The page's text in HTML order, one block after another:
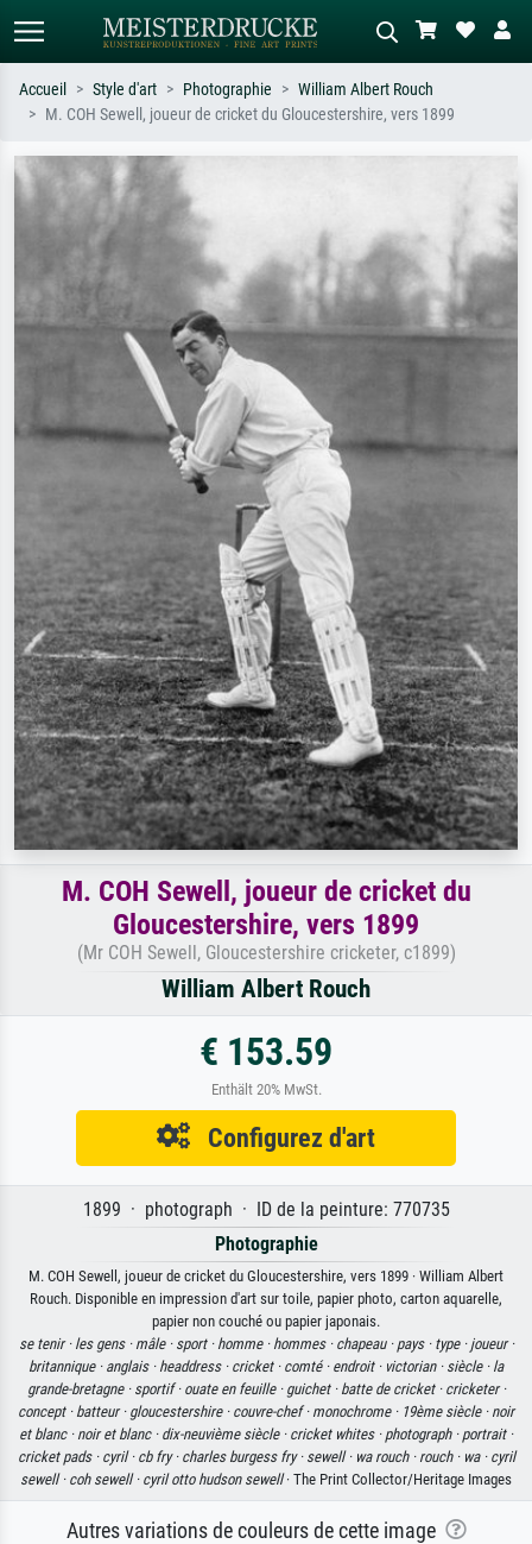
Recherchez par artiste, titre ou style –
ex. Monet, Nuit étoilée,
impressionnisme, vague de Hokusai,
arbre.
Accueil Style d'art Photographie
William Albert Rouch
M. COH Sewell, joueur de cricket du Gloucestershire, vers 1899
M. COH Sewell, joueur de cricket du
Gloucestershire, vers 1899
(Mr COH Sewell, Gloucestershire cricketer, c1899)
William Albert Rouch
€ 153.59
Enthält 20% MwSt.
Configurez d'art
1899 · photograph · ID de la peinture: 770735
Photographie
M. COH Sewell, joueur de cricket du Gloucestershire, vers 1899 · William Albert
Rouch. Disponible en impression d'art sur toile, papier photo, carton aquarelle,
papier non couché ou papier japonais.
se tenir · les gens · mâle · sport · homme · hommes · chapeau · pays · type · joueur ·
britannique · anglais · headdress · cricket · comté · endroit · victorian · siècle · la
grande-bretagne · sportif · ouate en feuille · guichet · batte de cricket · cricketer ·
concept · batteur · gloucestershire · couvre-chef · monochrome · 19ème siècle · noir
et blanc · noir et blanc · dix-neuvième siècle · cricket whites · photograph · portrait ·
cricket pads · cyril · cb fry · charles burgess fry · sewell · wa rouch · rouch · wa · cyril
sewell · coh sewell · cyril otto hudson sewell· The Print Collector/Heritage Images
Autres variations de couleurs de cette image